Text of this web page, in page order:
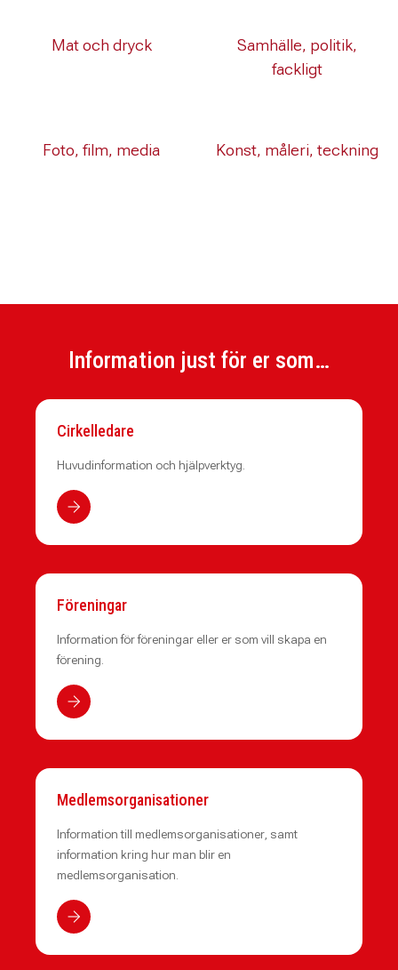
Mat och dryck
Samhälle, politik,
fackligt
Foto, film, media Konst, måleri, teckning
Information just för er som…
Cirkelledare
Huvudinformation och hjälpverktyg.
Föreningar
Information för föreningar eller er som vill skapa en
förening.
Medlemsorganisationer
Information till medlemsorganisationer, samt
information kring hur man blir en
medlemsorganisation.